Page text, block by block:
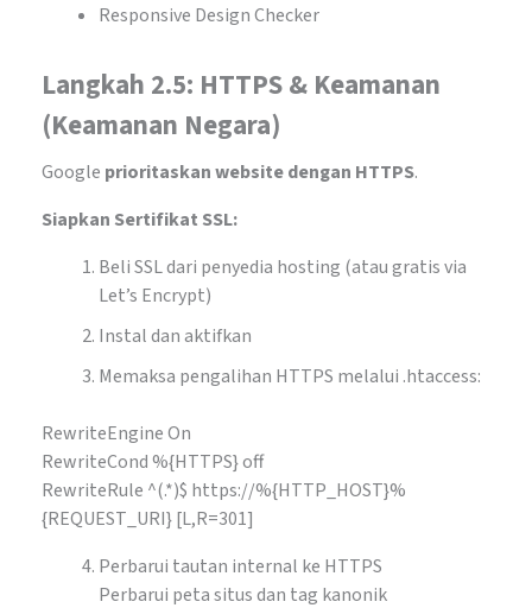
Responsive Design Checker
Langkah 2.5: HTTPS & Keamanan
(Keamanan Negara)
Google prioritaskan website dengan HTTPS.
Siapkan Sertifikat SSL:
Beli SSL dari penyedia hosting (atau gratis via
Let’s Encrypt)
Instal dan aktifkan
Memaksa pengalihan HTTPS melalui .htaccess:
RewriteEngine On
RewriteCond %{HTTPS} off
RewriteRule ^(.*)$ https://%{HTTP_HOST}%
{REQUEST_URI} [L,R=301]
Perbarui tautan internal ke HTTPS
Perbarui peta situs dan tag kanonik